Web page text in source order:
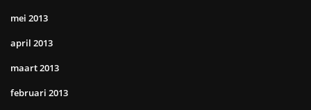
mei 2013
april 2013
maart 2013
februari 2013